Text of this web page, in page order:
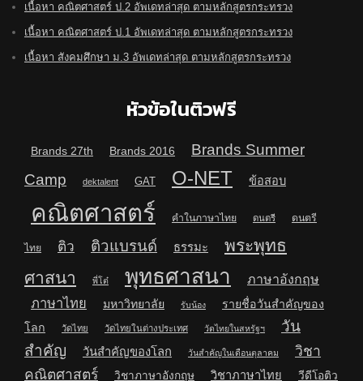
เนื้อหา คณิตศาสตร์ ป.2 อัพเดทล่าสุด ตามหลักสูตรกระทรวง
เนื้อหา คณิตศาสตร์ ป.1 อัพเดทล่าสุด ตามหลักสูตรกระทรวง
เนื้อหา สังคมศึกษา ม.3 อัพเดทล่าสุด ตามหลักสูตรกระทรวง
หัวข้อในติวฟรี
Brands 27th Brands 2016
Brands Summer
Camp
dektalent GAT O-NET ข้อสอบ
คณิตศาสตร์ คำในภาษาไทย ดนตรี ดนตรี
ไทย ติว ติวแบรนด์ ธรรมะ
พระพุทธ
ศาสนา
พี่โต๋ พุทธศาสนา ภาษาอังกฤษ
ภาษาไทย มหาวิทยาลัย รับน้อง
รายชื่อวันสำคัญของ
โลก
วัดไทย วัดไทยในต่างประเทศ วัดไทยในสหรัฐฯ
วัน
สำคัญ
วันสำคัญของโลก วันสำคัญในเดือนตุลาคม
วิชา
คณิตศาสตร์
วิชาภาษาอังกฤษ วิชาภาษาไทย วีดีโอติว